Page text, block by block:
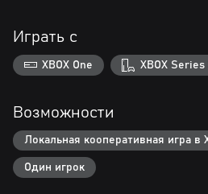
Играть с
XBOX One XBOX Series
Возможности
Локальная кооперативная игра в
Один игрок